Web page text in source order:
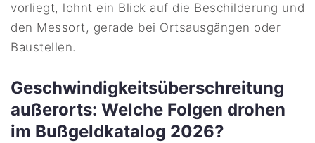
vorliegt, lohnt ein Blick auf die Beschilderung und
den Messort, gerade bei Ortsausgängen oder
Baustellen.
Geschwindigkeitsüberschreitung
außerorts: Welche Folgen drohen
im Bußgeldkatalog 2026?